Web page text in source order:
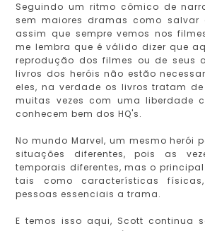
Seguindo um ritmo cômico de
sem maiores dramas como salvar
assim que sempre vemos nos
me lembra que é válido dizer que
reprodução dos filmes ou de seus
livros dos heróis não estão
eles, na verdade os livros tratam
muitas vezes com uma liberdade
conhecem bem dos HQ's.
No mundo Marvel, um mesmo herói
situações diferentes, pois as
temporais diferentes, mas o
tais como características
pessoas essenciais a trama.
E temos isso aqui, Scott continua